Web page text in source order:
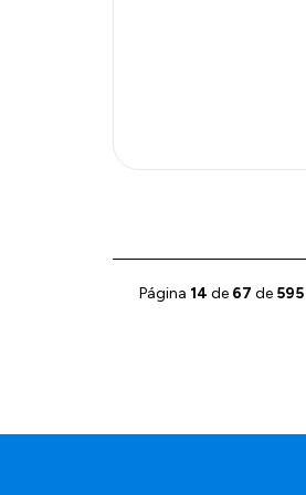
Página 14 de 67 de 595